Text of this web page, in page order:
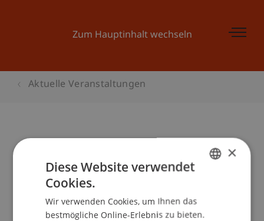
Zum Hauptinhalt wechseln
Aktuelle Veranstaltungen
Russland als Geschäftsfeld -
zwischen Klischees und Realität
(Wirtschaftliche, interkulturelle
und politische Aspekte)
×
Diese Website verwendet
Cookies.
Wir verwenden Cookies, um Ihnen das
bestmögliche Online-Erlebnis zu bieten.